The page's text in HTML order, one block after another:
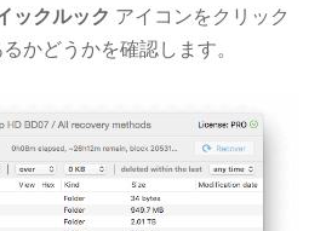
ックルック アイコンをクリック
かどうかを確認します。